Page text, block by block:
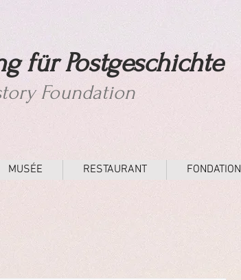
für Postgeschichte
Foundation
MUSÉE RESTAURANT FONDATION